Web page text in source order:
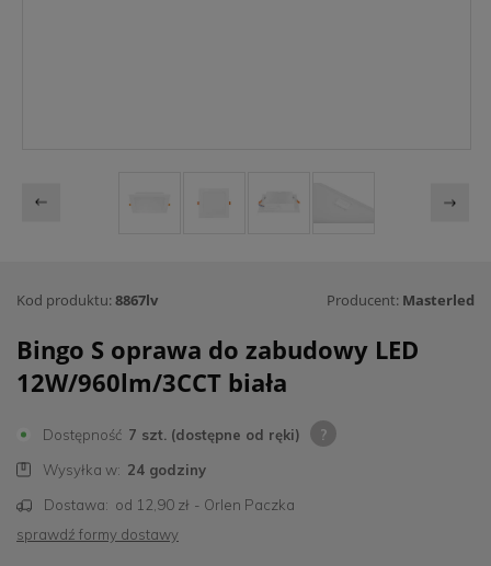
Kod produktu:8867lv Producent: Masterled
Bingo S oprawa do zabudowy LED
12W/960lm/3CCT biała
Dostępność 7 szt. (dostępne od ręki)
Wysyłka w: 24 godziny
Dostawa: od 12,90 zł - Orlen Paczka
sprawdź formy dostawy